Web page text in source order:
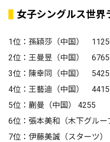
女子シングルス世界
1位：孫穎莎（中国）
2位：王曼昱（中国） 6765
3位：陳幸同（中国） 5425
4位：王藝迪（中国） 4415
5位：蒯曼（中国） 4255
6位：張本美和（木下グル
7位：伊藤美誠（スターツ